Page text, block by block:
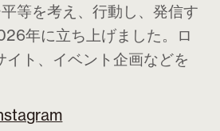
等を考え、行動し、発信す
年に立ち上げました。ロ
イト、イベント企画などを